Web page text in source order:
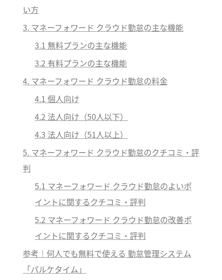
い方
3. マネーフォワード クラウド勤怠の主な機能
3.1 無料プランの主な機能
3.2 有料プランの主な機能
4. マネーフォワード クラウド勤怠の料金
4.1 個人向け
4.2 法人向け（50人以下）
4.3 法人向け（51人以上）
5. マネーフォワード クラウド勤怠のクチコミ・評
判
5.1 マネーフォワード クラウド勤怠のよいポ
イントに関するクチコミ・評判
5.2 マネーフォワード クラウド勤怠の改善ポ
イントに関するクチコミ・評判
参考｜何人でも無料で使える 勤怠管理システム
「パルケタイム」